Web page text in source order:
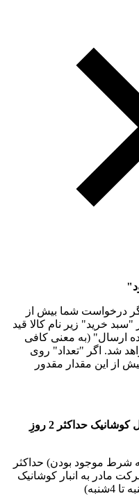
درخواست شما بیش از
خرید" زیر نام کالا قید
ارسال" (به معنی کافی
شد. اگر "تعداد" روی
از این مقدار مقدور
اگر برای کالا نوشته شده است "ارسال کوشانیک حداکثر 2 روزِ
شرط موجود بودن) حداکثر
مادر به انبار کوشانیک